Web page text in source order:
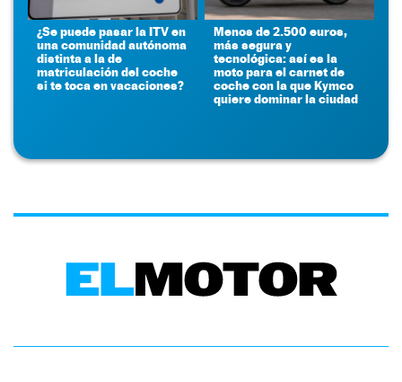
¿Se puede pasar la ITV en
una comunidad autónoma
distinta a la de
matriculación del coche
si te toca en vacaciones?
Menos de 2.500 euros,
más segura y
tecnológica: así es la
moto para el carnet de
coche con la que Kymco
quiere dominar la ciudad